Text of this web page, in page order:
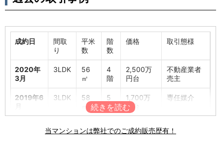
成約日
間取
り
平米
数
階
数
価格 取引態様
2020年
3月
3LDK
56
㎡
4
階
2,500万
円台
不動産業者
売主
2019年6
月
3LDK
58
㎡
5
階
1,700万
円台
専任媒介
㎡
階
2,000万
円台
当マンションは弊社でのご成約販売歴有！